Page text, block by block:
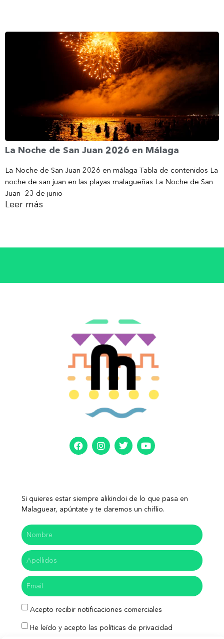
La Noche de San Juan 2026 en Málaga
La Noche de San Juan 2026 en málaga Tabla de contenidos La
noche de san juan en las playas malagueñas La Noche de San
Juan -23 de junio-
Leer más
Si quieres estar siempre alikindoi de lo que pasa en
Malaguear, apúntate y te daremos un chiflio.
Acepto recibir notificaciones comerciales
He leído y acepto las políticas de privacidad